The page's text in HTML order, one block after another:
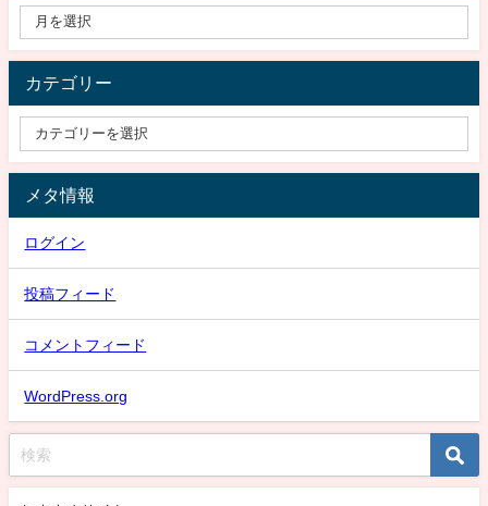
カテゴリー
メタ情報
ログイン
投稿フィード
コメントフィード
WordPress.org